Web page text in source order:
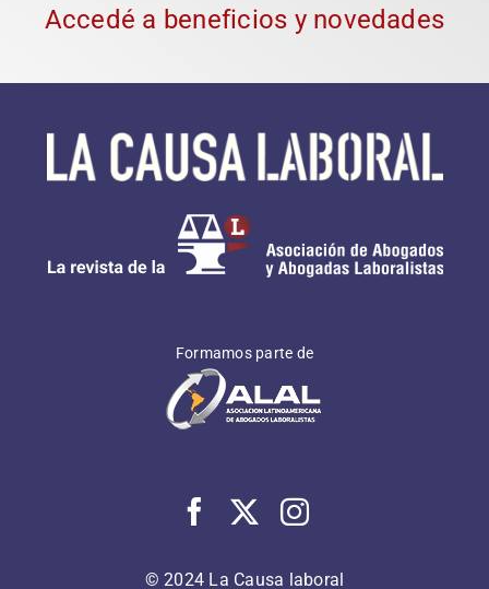
Accedé a beneficios y novedades
Formamos parte de
© 2024 La Causa laboral